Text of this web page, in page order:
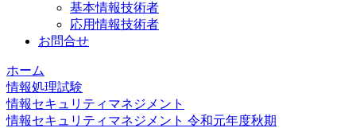
基本情報技術者
応用情報技術者
お問合せ
ホーム
情報処理試験
情報セキュリティマネジメント
情報セキュリティマネジメント 令和元年度秋期